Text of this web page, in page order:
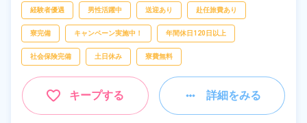
経験者優遇 男性活躍中 送迎あり 赴任旅費あり
寮完備 キャンペーン実施中！ 年間休日120日以上
社会保険完備 土日休み 寮費無料
キープする 詳細をみる